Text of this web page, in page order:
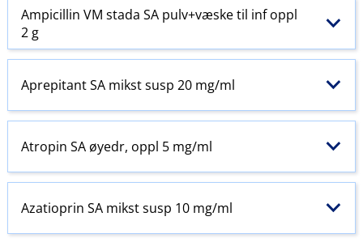
Ampicillin VM stada SA pulv+væske til inf oppl
2 g
Aprepitant SA mikst susp 20 mg/ml
Atropin SA øyedr, oppl 5 mg/ml
Azatioprin SA mikst susp 10 mg/ml